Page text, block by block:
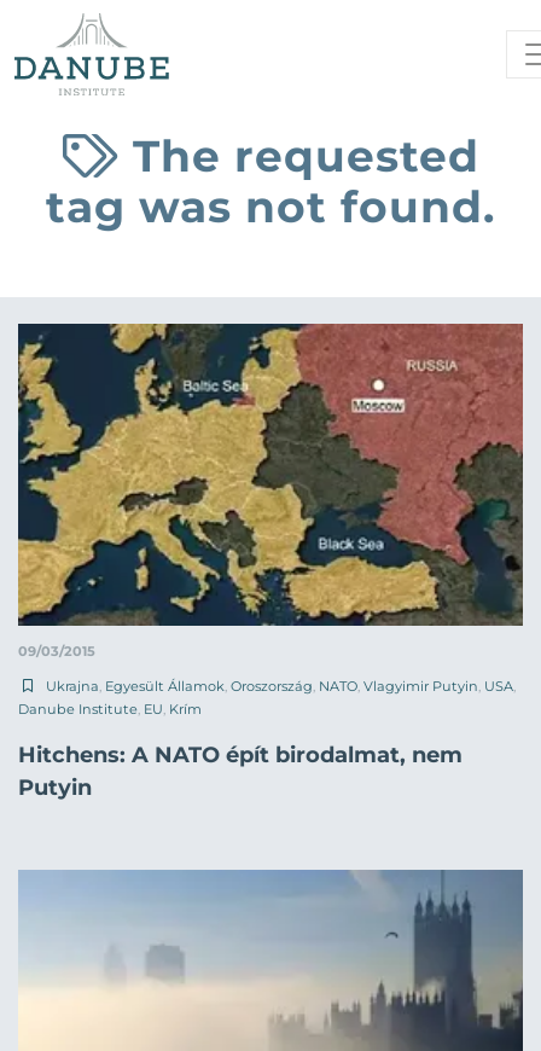
The requested
tag was not found.
09/03/2015
Ukrajna Egyesült Államok Oroszország NATO Vlagyimir Putyin USA
Danube Institute EU Krím
Hitchens: A NATO épít birodalmat, nem
Putyin